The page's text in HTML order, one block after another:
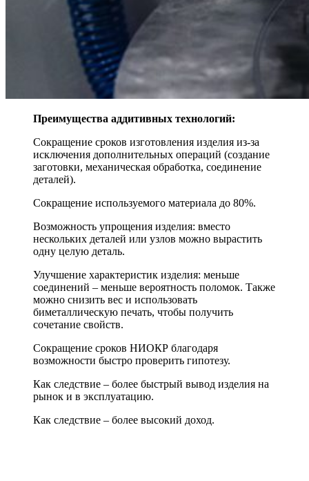
Преимущества аддитивных технологий:
Сокращение сроков изготовления изделия из-за
исключения дополнительных операций (создание
заготовки, механическая обработка, соединение
деталей).
Сокращение используемого материала до 80%.
Возможность упрощения изделия: вместо
нескольких деталей или узлов можно вырастить
одну целую деталь.
Улучшение характеристик изделия: меньше
соединений – меньше вероятность поломок. Также
можно снизить вес и использовать
биметаллическую печать, чтобы получить
сочетание свойств.
Сокращение сроков НИОКР благодаря
возможности быстро проверить гипотезу.
Как следствие – более быстрый вывод изделия на
рынок и в эксплуатацию.
Как следствие – более высокий доход.